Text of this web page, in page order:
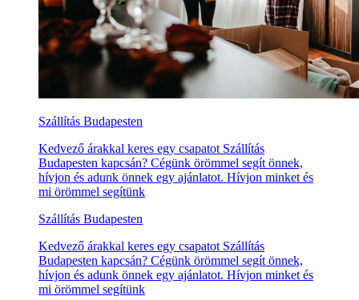
Szállítás Budapesten
Kedvező árakkal keres egy csapatot Szállítás
Budapesten kapcsán? Cégünk örömmel segít önnek,
hívjon és adunk önnek egy ajánlatot. Hívjon minket és
mi örömmel segítünk
Szállítás Budapesten
Kedvező árakkal keres egy csapatot Szállítás
Budapesten kapcsán? Cégünk örömmel segít önnek,
hívjon és adunk önnek egy ajánlatot. Hívjon minket és
mi örömmel segítünk